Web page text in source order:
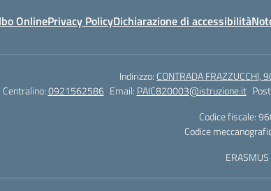
OnlinePrivacy PolicyDichiarazione di accessibilità
Indirizzo: CONTRADA FRAZZUCCHI,
Centralino:0921562586 Email: PAIC820003@istruzione.it
Codice fiscale:
Codice